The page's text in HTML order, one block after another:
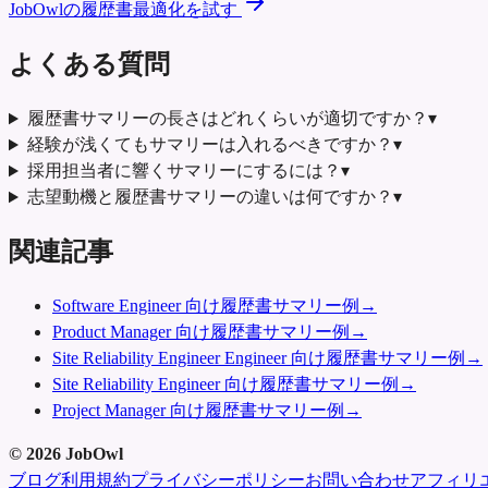
JobOwlの履歴書最適化を試す
よくある質問
履歴書サマリーの長さはどれくらいが適切ですか？ ▾
経験が浅くてもサマリーは入れるべきですか？ ▾
採用担当者に響くサマリーにするには？ ▾
志望動機と履歴書サマリーの違いは何ですか？ ▾
関連記事
Software Engineer 向け履歴書サマリー例 →
Product Manager 向け履歴書サマリー例 →
Site Reliability Engineer Engineer 向け履歴書サマリー例 →
Site Reliability Engineer 向け履歴書サマリー例 →
Project Manager 向け履歴書サマリー例 →
© 2026 JobOwl
ブログ利用規約プライバシーポリシーお問い合わせアフィリ